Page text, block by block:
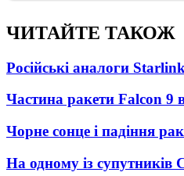
ЧИТАЙТЕ ТАКОЖ
Російські аналоги
Частина ракети Falcon 9
Чорне сонце і падіння
На одному із супутників